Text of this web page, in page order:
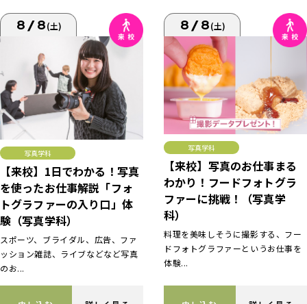
8/8(土)
写真学科
【来校】1日でわかる！写真
を使ったお仕事解説「フォ
トグラファーの入り口」体
験（写真学科）
スポーツ、ブライダル、広告、ファ
ッション雑誌、ライブなどなど写真
のお...
8/8(土)
写真学科
【来校】写真のお仕事まる
わかり！フードフォトグラ
ファーに挑戦！（写真学
科）
料理を美味しそうに撮影する、フー
ドフォトグラファーというお仕事を
体験...